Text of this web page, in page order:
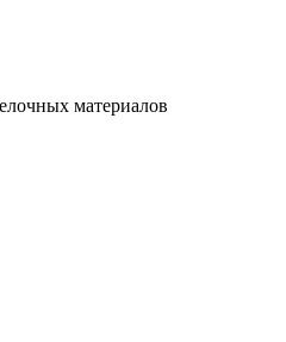
материалов